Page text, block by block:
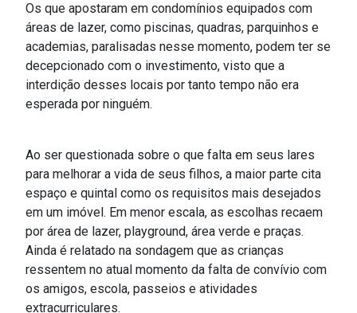
Os que apostaram em condomínios equipados com
áreas de lazer, como piscinas, quadras, parquinhos e
academias, paralisadas nesse momento, podem ter se
decepcionado com o investimento, visto que a
interdição desses locais por tanto tempo não era
esperada por ninguém.
Ao ser questionada sobre o que falta em seus lares
para melhorar a vida de seus filhos, a maior parte cita
espaço e quintal como os requisitos mais desejados
em um imóvel. Em menor escala, as escolhas recaem
por área de lazer, playground, área verde e praças.
Ainda é relatado na sondagem que as crianças
ressentem no atual momento da falta de convívio com
os amigos, escola, passeios e atividades
extracurriculares.